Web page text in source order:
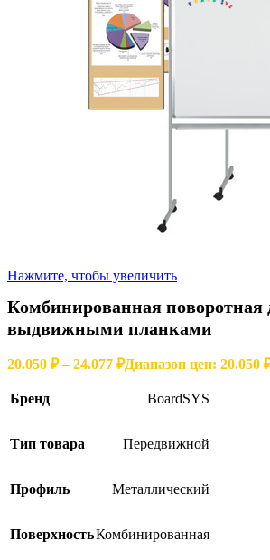
Нажмите, чтобы увеличить
Комбинированная поворотная
выдвижными планками
20.050 ₽ – 24.077 ₽Диапазон цен: 20.050
Бренд BoardSYS
Тип товара Передвижной
Профиль Металлический
ПоверхностьКомбинированная